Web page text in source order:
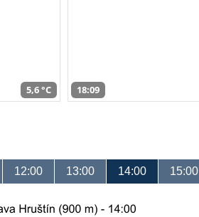
5,6 °C 18:09
12:00 13:00 14:00 15:00